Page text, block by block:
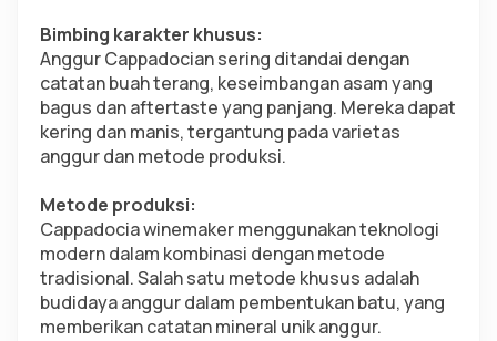
Bimbing karakter khusus:
Anggur Cappadocian sering ditandai dengan
catatan buah terang, keseimbangan asam yang
bagus dan aftertaste yang panjang. Mereka dapat
kering dan manis, tergantung pada varietas
anggur dan metode produksi.
Metode produksi:
Cappadocia winemaker menggunakan teknologi
modern dalam kombinasi dengan metode
tradisional. Salah satu metode khusus adalah
budidaya anggur dalam pembentukan batu, yang
memberikan catatan mineral unik anggur.